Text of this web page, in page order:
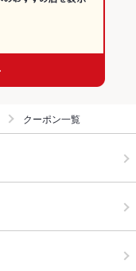
クーポン一覧